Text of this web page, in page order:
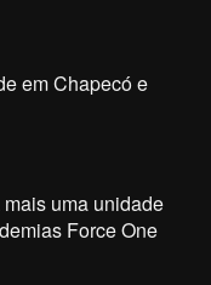
em Chapecó e
uma unidade
Force One